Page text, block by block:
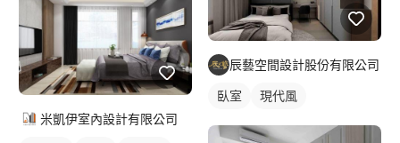
米凱伊室內設計有限公司
辰藝空間設計股份有限公司
臥室 現代風